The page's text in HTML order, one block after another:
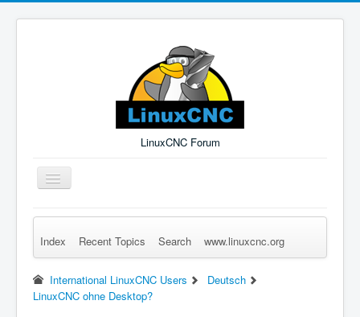
LinuxCNC Forum
Toggle
Navigation
Remember Me Log in Forgot Login? Sign up
Index Recent Topics Search www.linuxcnc.org
International LinuxCNC Users
Deutsch
LinuxCNC ohne Desktop?